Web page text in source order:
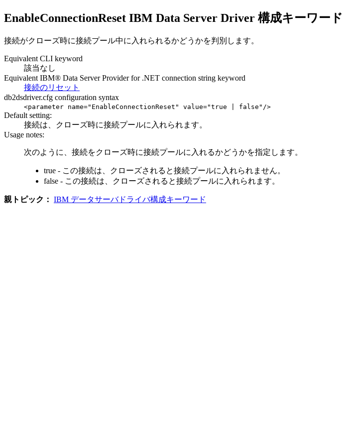
EnableConnectionReset IBM Data Server Driver 構成キーワード
接続がクローズ時に接続プール中に入れられるかどうかを判別します。
Equivalent CLI keyword
該当なし
Equivalent IBM® Data Server Provider for .NET connection string keyword
接続のリセット
db2dsdriver.cfg configuration syntax
<parameter name="EnableConnectionReset" value="true false "/>
Default setting:
接続は、クローズ時に接続プールに入れられます。
Usage notes:
次のように、接続をクローズ時に接続プールに入れるかどうかを指定します。
true - この接続は、クローズされると接続プールに入れられません。
false - この接続は、クローズされると接続プールに入れられます。
親トピック： IBM データサーバドライバ構成キーワード